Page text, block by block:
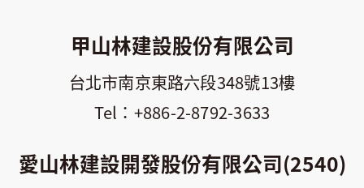
甲山林建設股份有限公司
台北市南京東路六段348號13樓
+886-2-8792-3633
愛山林建設開發股份有限公司(2540)